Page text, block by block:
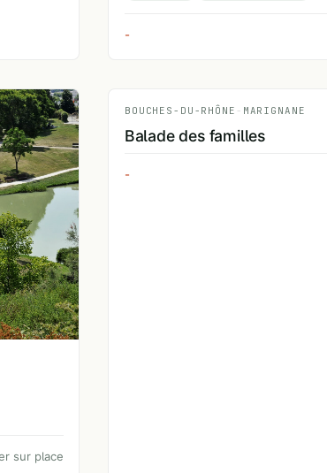
-
sur place
BOUCHES-DU-RHÔNE - MARIGNANE
Balade des familles
-